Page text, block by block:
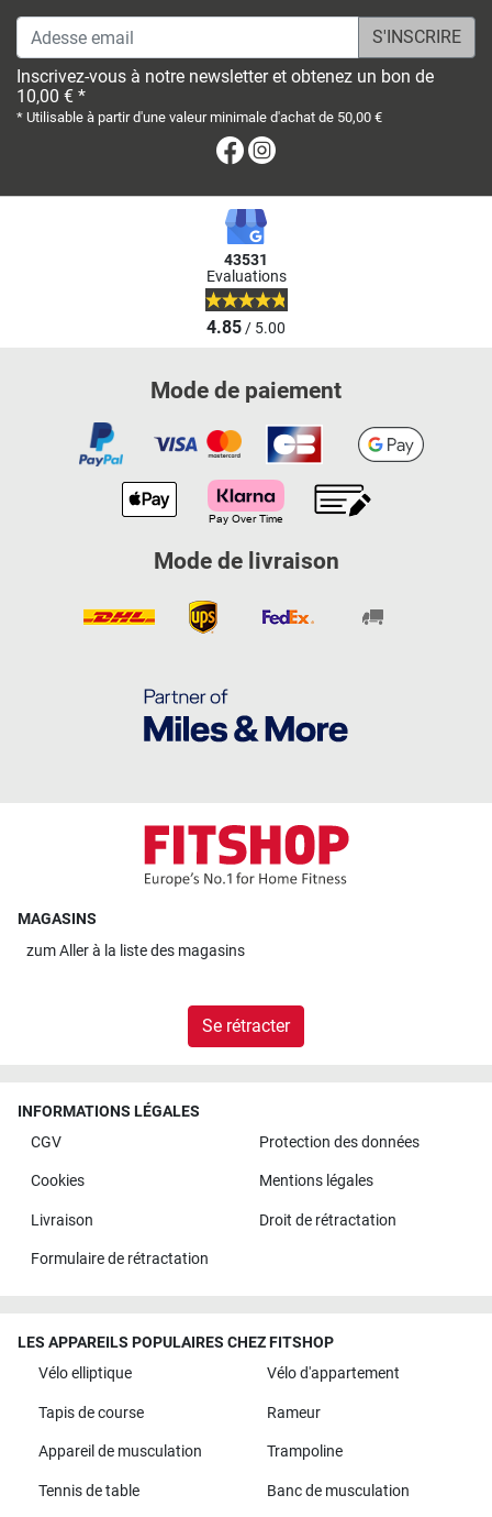
Adesse email
Inscrivez-vous à notre newsletter et obtenez un bon de
10,00 € *
* Utilisable à partir d'une valeur minimale d'achat de 50,00 €
Facebook
43531
Evaluations
4.85/ 5.00
Mode de paiement
Mode de livraison
MAGASINS
zumAller à la liste des magasins
Se rétracter
INFORMATIONS LÉGALES
CGV
Protection des données
Cookies Mentions légales
Livraison Droit de rétractation
Formulaire de rétractation
LES APPAREILS POPULAIRES CHEZ FITSHOP
Vélo elliptique
Vélo d'appartement
Tapis de course Rameur
Appareil de musculation Trampoline
Tennis de table Banc de musculation